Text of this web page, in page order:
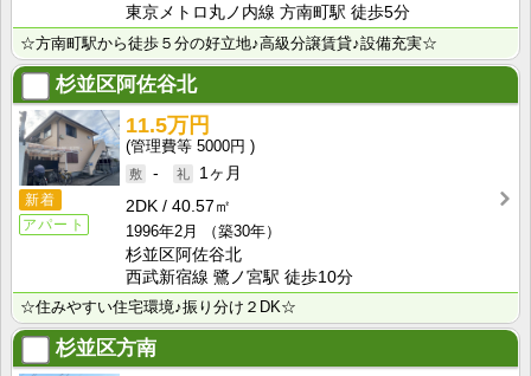
東京メトロ丸ノ内線 方南町駅 徒歩5分
☆方南町駅から徒歩５分の好立地♪高級分譲賃貸♪設備充実☆
杉並区阿佐谷北
新着
アパート
11.5万円
5000円
-
1ヶ月
2DK
40.57㎡
1996年2月
（築30年）
杉並区阿佐谷北
西武新宿線 鷺ノ宮駅 徒歩10分
☆住みやすい住宅環境♪振り分け２DK☆
杉並区方南